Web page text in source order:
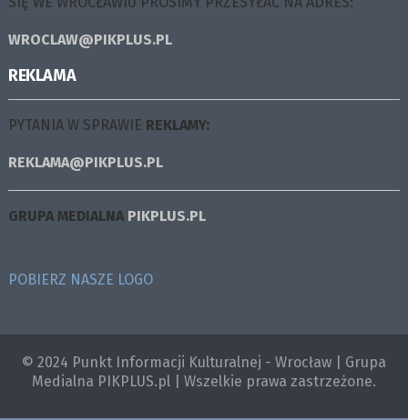
WROCLAW@PIKPLUS.PL
REKLAMA
PYTANIA W SPRAWIE REKLAMY:
REKLAMA@PIKPLUS.PL
GRUPA MEDIALNA PIKPLUS.PL
POBIERZ NASZE LOGO
© 2024 Punkt Informacji Kulturalnej - Wrocław | Grupa
Medialna PIKPLUS.pl | Wszelkie prawa zastrzeżone.